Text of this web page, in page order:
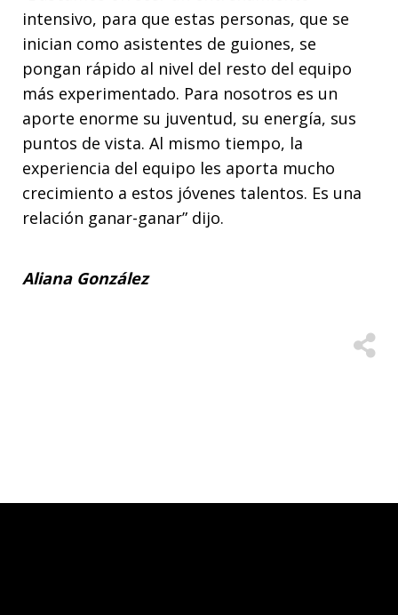
intensivo, para que estas personas, que se
inician como asistentes de guiones, se
pongan rápido al nivel del resto del equipo
más experimentado. Para nosotros es un
aporte enorme su juventud, su energía, sus
puntos de vista. Al mismo tiempo, la
experiencia del equipo les aporta mucho
crecimiento a estos jóvenes talentos. Es una
relación ganar-ganar” dijo.
Aliana González